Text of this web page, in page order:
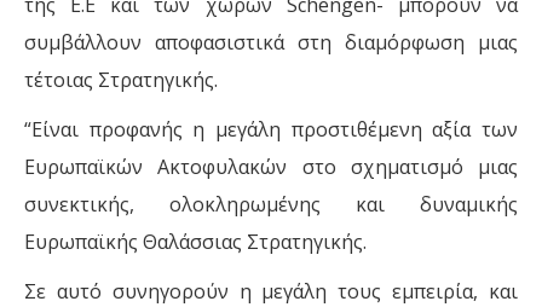
συμβάλλουν αποφασιστικά στη διαμόρφωση μιας
τέτοιας Στρατηγικής.
“Είναι προφανής η μεγάλη προστιθέμενη αξία των
Ευρωπαϊκών Ακτοφυλακών στο σχηματισμό μιας
συνεκτικής, ολοκληρωμένης και δυναμικής
Ευρωπαϊκής Θαλάσσιας Στρατηγικής.
Σε αυτό συνηγορούν η μεγάλη τους εμπειρία, και